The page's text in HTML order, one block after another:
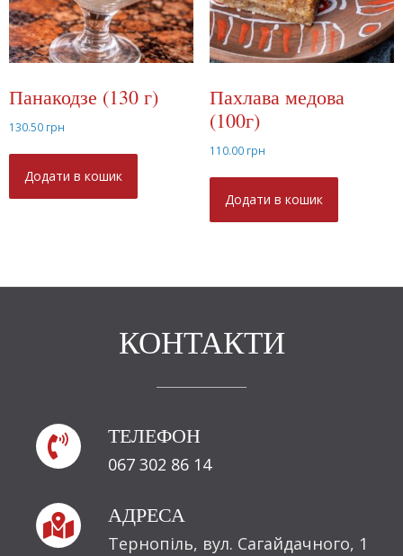
Панакодзе (130 г)
130.50 грн
Додати в кошик
Пахлава медова
(100г)
110.00 грн
Додати в кошик
КОНТАКТИ
 ТЕЛЕФОН
067 302 86 14
 АДРЕСА
Тернопіль, вул. Сагайдачного, 1